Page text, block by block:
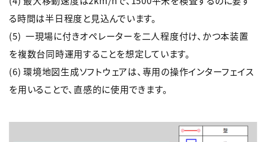
る時間は半日程度と見込んでいます。
(5) 一現場に付きオペレーターを二人程度付け、かつ本装置
を複数台同時運用することを想定しています。
(6) 環境地図生成ソフトウェアは、専用の操作インターフェイス
を用いることで、直感的に使用できます。